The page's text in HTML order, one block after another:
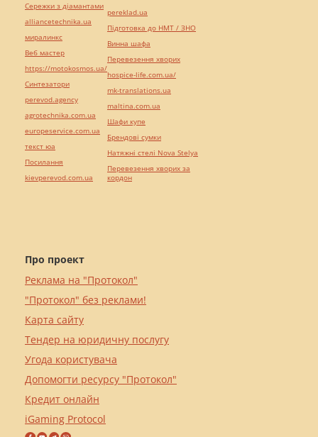
Про проект
Реклама на "Протокол"
"Протокол" без реклами!
Карта сайту
Тендер на юридичну послугу
Угода користувача
Допомогти ресурсу "Протокол"
Кредит онлайн
iGaming Protocol
Сережки з діамантами
alliancetechnika.ua
миралинкс
Веб мастер
https://motokosmos.ua/
Синтезатори
perevod.agency
agrotechnika.com.ua
europeservice.com.ua
текст юа
Посилання
kievperevod.com.ua
pereklad.ua
Підготовка до НМТ / ЗНО
Винна шафа
Перевезення хворих
hospice-life.com.ua/
mk-translations.ua
maltina.com.ua
Шафи купе
Брендові сумки
Натяжні стелі Nova Stelya
Перевезення хворих за
кордон